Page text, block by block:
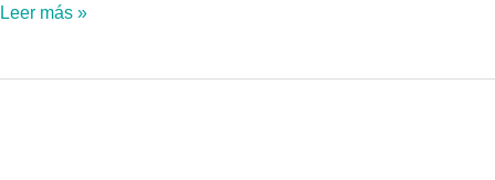
Leer más »